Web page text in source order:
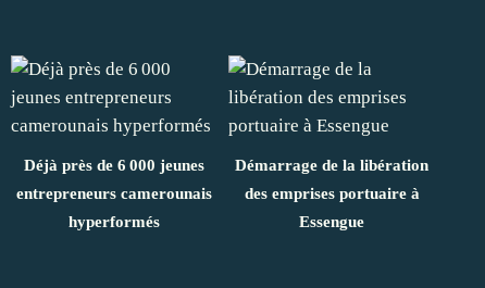
Déjà près de 6 000 jeunes
entrepreneurs camerounais
hyperformés
Démarrage de la libération
des emprises portuaire à
Essengue